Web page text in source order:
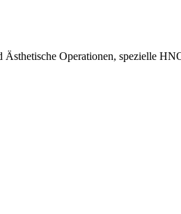
Ästhetische Operationen, spezielle